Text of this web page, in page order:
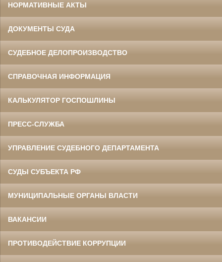
НОРМАТИВНЫЕ АКТЫ
ДОКУМЕНТЫ СУДА
СУДЕБНОЕ ДЕЛОПРОИЗВОДСТВО
СПРАВОЧНАЯ ИНФОРМАЦИЯ
КАЛЬКУЛЯТОР ГОСПОШЛИНЫ
ПРЕСС-СЛУЖБА
УПРАВЛЕНИЕ СУДЕБНОГО ДЕПАРТАМЕНТА
СУДЫ СУБЪЕКТА РФ
МУНИЦИПАЛЬНЫЕ ОРГАНЫ ВЛАСТИ
ВАКАНСИИ
ПРОТИВОДЕЙСТВИЕ КОРРУПЦИИ